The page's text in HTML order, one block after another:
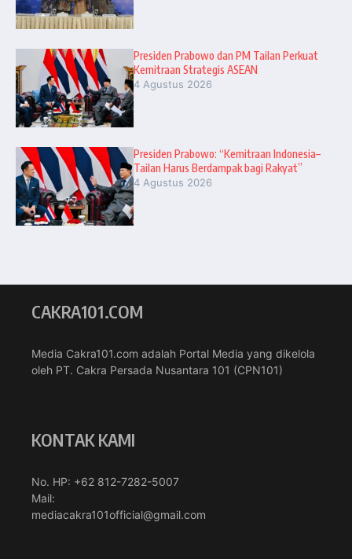
Presiden Prabowo dan PM Tailan Perkuat
Kemitraan Strategis ASEAN
4 Agustus 2026
Presiden Prabowo: “Kemitraan Indonesia–
Tailan Harus Berdampak bagi Rakyat”
4 Agustus 2026
CAKRA101.COM
Media Cakra101.com adalah Portal Media yang dikelola
oleh PT. Cakra Persada Nusantara 101 (CPN101)
KONTAK KAMI
No. HP: +62 812-7282-5007
Mail:
mediacakra101official@gmail.com